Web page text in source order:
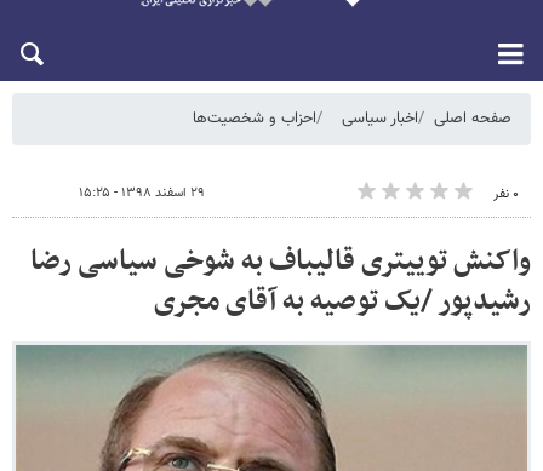
صفحه اصلی اخبار سیاسی احزاب و شخصیت‌ها
۰ نفر ۲۹ اسفند ۱۳۹۸ - ۱۵:۲۵
واکنش توییتری قالیباف به شوخی سیاسی رضا
رشیدپور /یک توصیه به آقای مجری